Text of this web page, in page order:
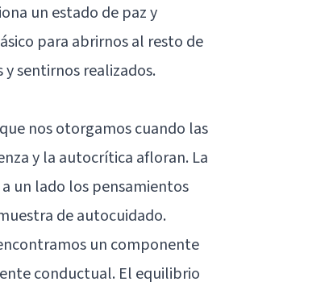
un estado de paz y
para abrirnos al resto de
sentirnos realizados.
nos otorgamos cuando las
y la autocrítica afloran. La
un lado los pensamientos
de autocuidado.
un componente
conductual. El equilibrio